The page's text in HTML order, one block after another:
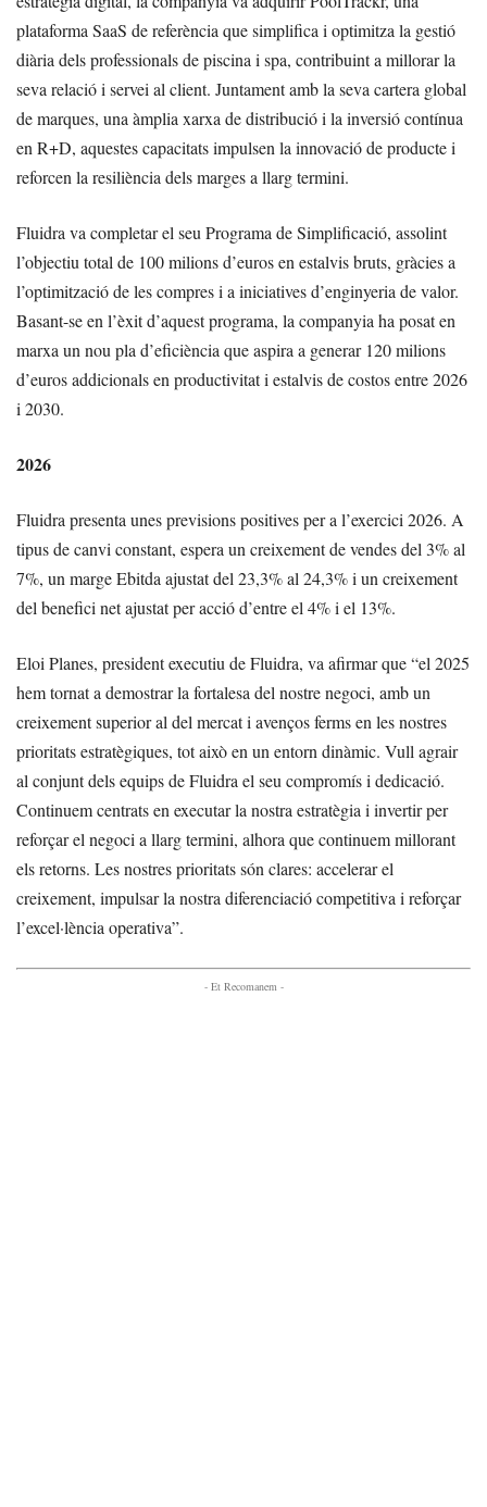
plataforma SaaS de referència que simplifica i optimitza la gestió
diària dels professionals de piscina i spa, contribuint a millorar la
seva relació i servei al client. Juntament amb la seva cartera global
de marques, una àmplia xarxa de distribució i la inversió contínua
en R+D, aquestes capacitats impulsen la innovació de producte i
reforcen la resiliència dels marges a llarg termini.
Fluidra va completar el seu Programa de Simplificació, assolint
l’objectiu total de 100 milions d’euros en estalvis bruts, gràcies a
l’optimització de les compres i a iniciatives d’enginyeria de valor.
Basant-se en l’èxit d’aquest programa, la companyia ha posat en
marxa un nou pla d’eficiència que aspira a generar 120 milions
d’euros addicionals en productivitat i estalvis de costos entre 2026
i 2030.
2026
Fluidra presenta unes previsions positives per a l’exercici 2026. A
tipus de canvi constant, espera un creixement de vendes del 3% al
7%, un marge Ebitda ajustat del 23,3% al 24,3% i un creixement
del benefici net ajustat per acció d’entre el 4% i el 13%.
Eloi Planes, president executiu de Fluidra, va afirmar que “el 2025
hem tornat a demostrar la fortalesa del nostre negoci, amb un
creixement superior al del mercat i avenços ferms en les nostres
prioritats estratègiques, tot això en un entorn dinàmic. Vull agrair
al conjunt dels equips de Fluidra el seu compromís i dedicació.
Continuem centrats en executar la nostra estratègia i invertir per
reforçar el negoci a llarg termini, alhora que continuem millorant
els retorns. Les nostres prioritats són clares: accelerar el
creixement, impulsar la nostra diferenciació competitiva i reforçar
l’excel·lència operativa”.
- Et Recomanem -